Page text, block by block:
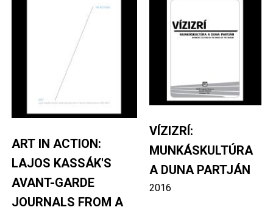
ART IN ACTION:
LAJOS KASSÁK'S
AVANT-GARDE
JOURNALS FROM A
VÍZIZRÍ:
MUNKÁSKULTÚRA
A DUNA PARTJÁN
2016